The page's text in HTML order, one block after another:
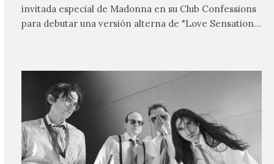
invitada especial de Madonna en su Club Confessions
para debutar una versión alterna de "Love Sensation",